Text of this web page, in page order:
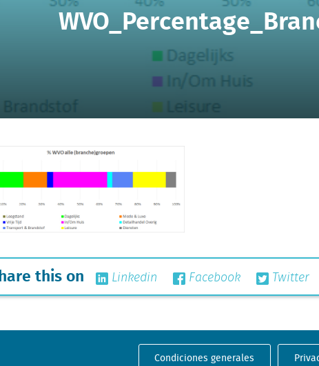
this on Linkedin Facebook Twitter
Condiciones generales